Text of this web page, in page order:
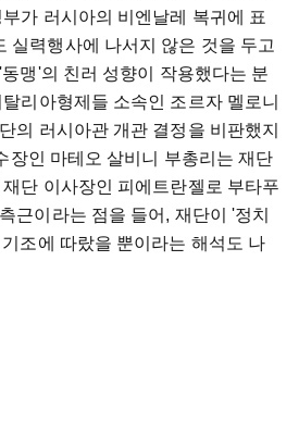
가 러시아의 비엔날레 복귀에 표
실력행사에 나서지 않은 것을 두고
맹'의 친러 성향이 작용했다는 분
리아형제들 소속인 조르자 멜로니
의 러시아관 개관 결정을 비판했지
장인 마테오 살비니 부총리는 재단
단 이사장인 피에트란젤로 부타푸
근이라는 점을 들어, 재단이 '정치
조에 따랐을 뿐이라는 해석도 나